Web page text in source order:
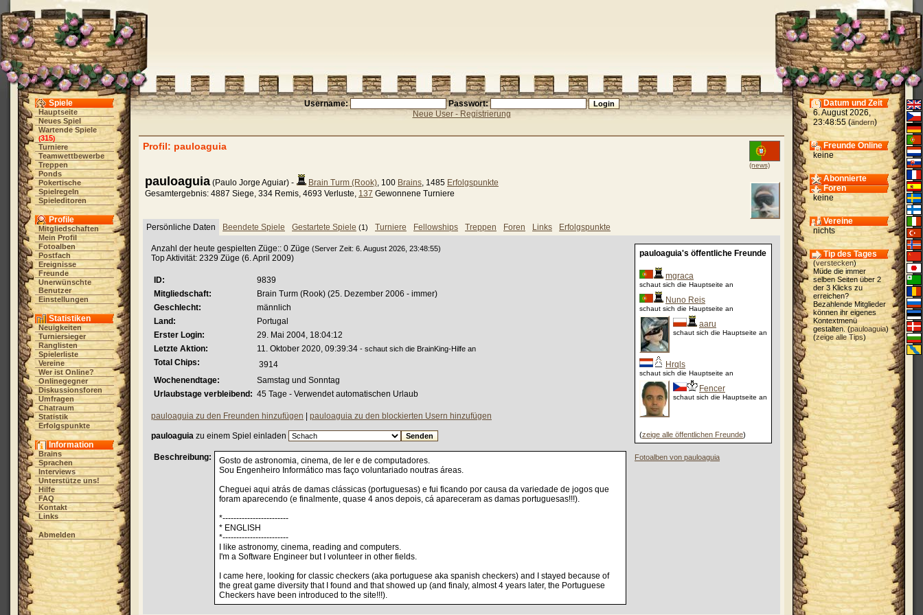
Spiele
Hauptseite
Neues Spiel
Wartende Spiele
(315)
Turniere
Teamwettbewerbe
Treppen
Ponds
Pokertische
Spielregeln
Spieleditoren
Profile
Mitgliedschaften
Mein Profil
Fotoalben
Postfach
Ereignisse
Freunde
Unerwünschte
Benutzer
Einstellungen
Statistiken
Neuigkeiten
Turniersieger
Ranglisten
Spielerliste
Vereine
Wer ist Online?
Onlinegegner
Diskussionsforen
Umfragen
Chatraum
Statistik
Erfolgspunkte
Information
Brains
Sprachen
Interviews
Unterstütze uns!
Hilfe
FAQ
Kontakt
Links
Abmelden
Username:
Passwort:
Neue User - Registrierung
(news)
Profil: pauloaguia
pauloaguia (Paulo Jorge Aguiar) - Brain Turm (Rook), 100 Brains, 1485 Erfolgspunkte
Gesamtergebnis: 4887 Siege, 334 Remis, 4693 Verluste, 137 Gewonnene Turniere
Persönliche Daten Beendete Spiele Gestartete Spiele (1) Turniere Fellowships Treppen Foren Links Erfolgspunkte
pauloaguia's öffentliche Freunde
mgraca
schaut sich die Hauptseite an
Nuno Reis
schaut sich die Hauptseite an
aaru
schaut sich die Hauptseite an
Hrqls
schaut sich die Hauptseite an
Fencer
schaut sich die Hauptseite an
(zeige alle öffentlichen Freunde)
Fotoalben von pauloaguia
Anzahl der heute gespielten Züge:: 0 Züge (Server Zeit: 6. August 2026, 23:48:55)
Top Aktivität: 2329 Züge (6. April 2009)
ID:
9839
Mitgliedschaft:
Brain Turm (Rook) (25. Dezember 2006 - immer)
Geschlecht:
männlich
Land:
Portugal
Erster Login:
29. Mai 2004, 18:04:12
Letzte Aktion:
11. Oktober 2020, 09:39:34 - schaut sich die BrainKing-Hilfe an
Total Chips:
3914
Wochenendtage:
Samstag und Sonntag
Urlaubstage verbleibend: 45 Tage - Verwendet automatischen Urlaub
pauloaguia zu den Freunden hinzufügen pauloaguia zu den blockierten Usern hinzufügen
pauloaguia zu einem Spiel einladen
Beschreibung:
Gosto de astronomia, cinema, de ler e de computadores.
Sou Engenheiro Informático mas faço voluntariado noutras áreas.
Cheguei aqui atrás de damas clássicas (portuguesas) e fui ficando por causa da variedade de jogos que
foram aparecendo (e finalmente, quase 4 anos depois, cá apareceram as damas portuguesas!!!).
*------------------------
* ENGLISH
*------------------------
I like astronomy, cinema, reading and computers.
I'm a Software Engineer but I volunteer in other fields.
I came here, looking for classic checkers (aka portuguese aka spanish checkers) and I stayed because of
the great game diversity that I found and that showed up (and finaly, almost 4 years later, the Portuguese
Checkers have been introduced to the site!!!).
Datum und Zeit
6. August 2026,
23:48:55 (ändern)
Freunde Online
keine
Abonnierte
Foren
keine
Vereine
nichts
Tip des Tages
(verstecken)
Müde die immer
selben Seiten über 2
der 3 Klicks zu
erreichen?
Bezahlende Mitglieder
können ihr eigenes
Kontextmenü
gestalten. (pauloaguia)
(zeige alle Tips)